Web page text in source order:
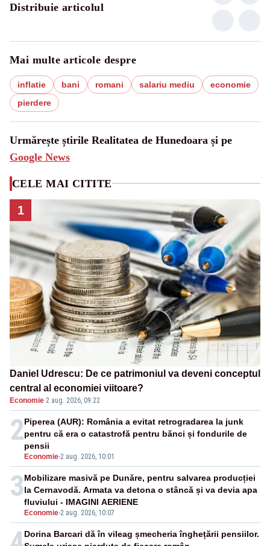
Distribuie articolul
Mai multe articole despre
inflatie bani romani salariu mediu
economie
pierdere
Urmărește știrile Realitatea de Hunedoara și pe
Google News
CELE MAI CITITE
1
Daniel Udrescu: De ce patrimoniul va deveni conceptul
central al economiei viitoare?
Economie·2 aug. 2026, 09:22
2
Economie-2 aug. 2026, 10:01
Piperea (AUR): România a evitat retrogradarea la junk
pentru că era o catastrofă pentru bănci și fondurile de
pensii
3
Economie-2 aug. 2026, 10:07
Mobilizare masivă pe Dunăre, pentru salvarea producției
la Cernavodă. Armata va detona o stâncă și va devia apa
fluviului - IMAGINI AERIENE
Dorina Barcari dă în vileag șmecheria înghețării pensiilor.